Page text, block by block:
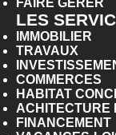
LES
IMMOBILIER
TRAVAUX
COMMERCES
HABITAT
ACHITECTURE
FINANCEMENT